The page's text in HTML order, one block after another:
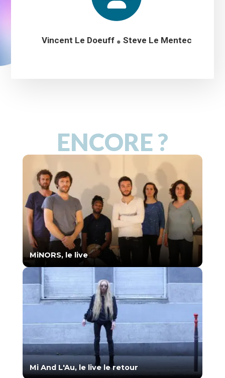
Vincent Le Doeuff Steve Le Mentec
ENCORE ?
MiNORS, le live
Mi And L'Au, le live le retour